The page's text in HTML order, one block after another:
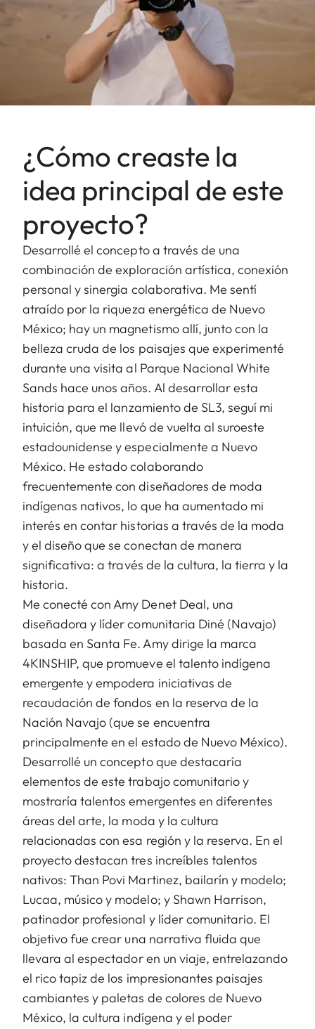
¿Cómo creaste la
idea principal de este
proyecto?
Desarrollé el concepto a través de una
combinación de exploración artística, conexión
personal y sinergia colaborativa. Me sentí
atraído por la riqueza energética de Nuevo
México; hay un magnetismo allí, junto con la
belleza cruda de los paisajes que experimenté
durante una visita al Parque Nacional White
Sands hace unos años. Al desarrollar esta
historia para el lanzamiento de SL3, seguí mi
intuición, que me llevó de vuelta al suroeste
estadounidense y especialmente a Nuevo
México. He estado colaborando
frecuentemente con diseñadores de moda
indígenas nativos, lo que ha aumentado mi
interés en contar historias a través de la moda
y el diseño que se conectan de manera
significativa: a través de la cultura, la tierra y la
historia.
Me conecté con Amy Denet Deal, una
diseñadora y líder comunitaria Diné (Navajo)
basada en Santa Fe. Amy dirige la marca
4KINSHIP, que promueve el talento indígena
emergente y empodera iniciativas de
recaudación de fondos en la reserva de la
Nación Navajo (que se encuentra
principalmente en el estado de Nuevo México).
Desarrollé un concepto que destacaría
elementos de este trabajo comunitario y
mostraría talentos emergentes en diferentes
áreas del arte, la moda y la cultura
relacionadas con esa región y la reserva. En el
proyecto destacan tres increíbles talentos
nativos: Than Povi Martinez, bailarín y modelo;
Lucaa, músico y modelo; y Shawn Harrison,
patinador profesional y líder comunitario. El
objetivo fue crear una narrativa fluida que
llevara al espectador en un viaje, entrelazando
el rico tapiz de los impresionantes paisajes
cambiantes y paletas de colores de Nuevo
México, la cultura indígena y el poder